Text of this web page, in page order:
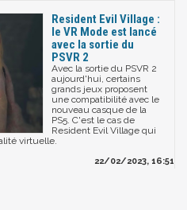
Resident Evil Village :
le VR Mode est lancé
avec la sortie du
PSVR 2
Avec la sortie du PSVR 2
aujourd'hui, certains
grands jeux proposent
une compatibilité avec le
nouveau casque de la
PS5. C'est le cas de
Resident Evil Village qui
virtuelle.
22/02/2023, 16:51